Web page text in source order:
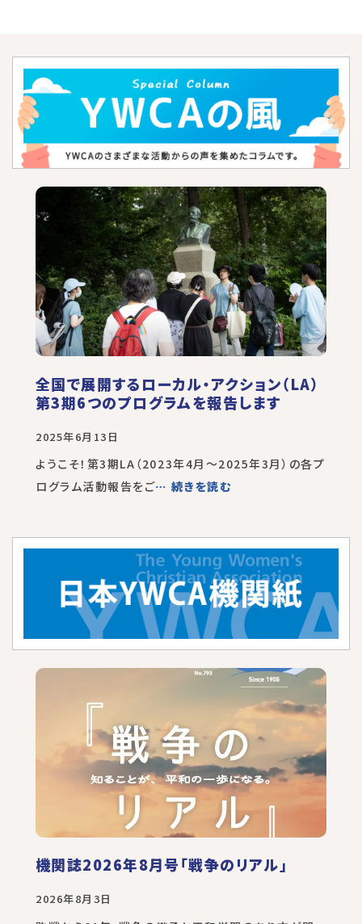
全国で展開するローカル・アクション（LA）
第3期6つのプログラムを報告します
2025年6月13日
ようこそ！第3期LA（2023年4月～2025年3月）の各プ
ログラム活動報告をご… 続きを読む
機関誌2026年8月号「戦争のリアル」
2026年8月3日